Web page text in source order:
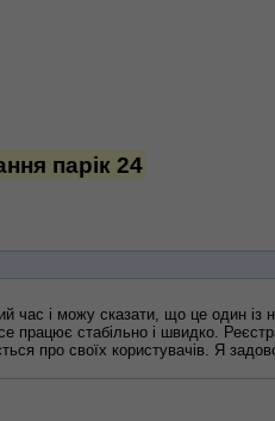
парік 24
час і можу сказати, що це один із
працює стабільно і швидко.
про своїх користувачів. Я